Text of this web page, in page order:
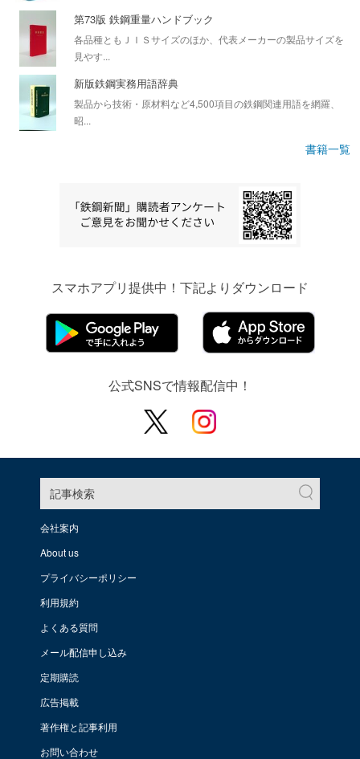
第73版 鉄鋼重量ハンドブック
各品種ともＪＩＳサイズのほか、代表メーカーの製品サイズを
見やす...
新版鉄鋼実務用語辞典
製品から技術・原材料など4,500項目の鉄鋼関連用語を網羅、
昭...
書籍一覧
スマホアプリ提供中！下記よりダウンロード
公式SNSで情報配信中！
記事検索
会社案内
About us
プライバシーポリシー
利用規約
よくある質問
メール配信申し込み
定期購読
広告掲載
著作権と記事利用
お問い合わせ